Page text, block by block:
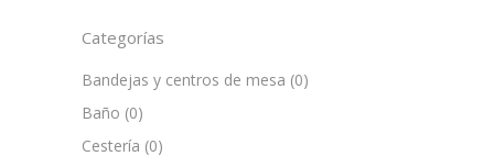
Categorías
Bandejas y centros de mesa (0)
Baño (0)
Cestería (0)